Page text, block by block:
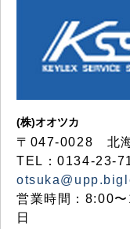
(株)オオツカ
〒047-0028 北
TEL：0134-23-
営業時間：8:00
日